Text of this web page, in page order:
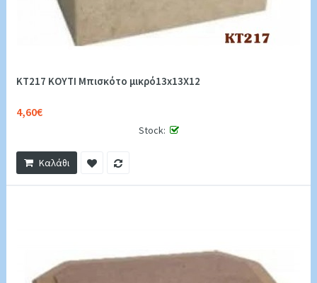
KT217 ΚΟΥΤΙ Μπισκότο μικρό13x13Χ12
4,60€
Stock:
Καλάθι